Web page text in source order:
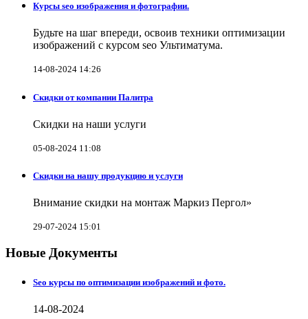
Курсы seo изображения и фотографии.
Будьте на шаг впереди, освоив техники оптимизации
изображений с курсом seo Ультиматума.
14-08-2024 14:26
Скидки от компании Палитра
Скидки на наши услуги
05-08-2024 11:08
Скидки на нашу продукцию и услуги
Внимание скидки на монтаж Маркиз Пергол»
29-07-2024 15:01
Новые Документы
Seo курсы по оптимизации изображений и фото.
14-08-2024